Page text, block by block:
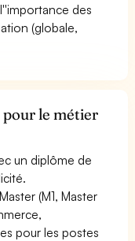
des
(globale,
le métier
un diplôme de
(M1, Master
pour les postes